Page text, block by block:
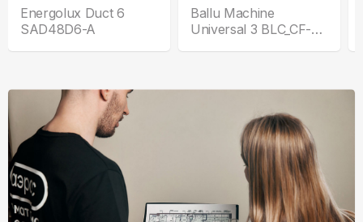
Energolux Duct 6
SAD48D6-A
Ballu Machine
Universal 3 BLC_CF-